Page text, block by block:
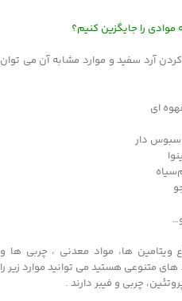
را‌ جایگزین کنیم؟
آرد سفید و موارد مشابه آن می توان
ای
سبوس دار
ویتامین ها، مواد معدنی ، چربی ها و
های متنوعی هستید می توانید موارد زیر را
چربی و فیبر دارند .